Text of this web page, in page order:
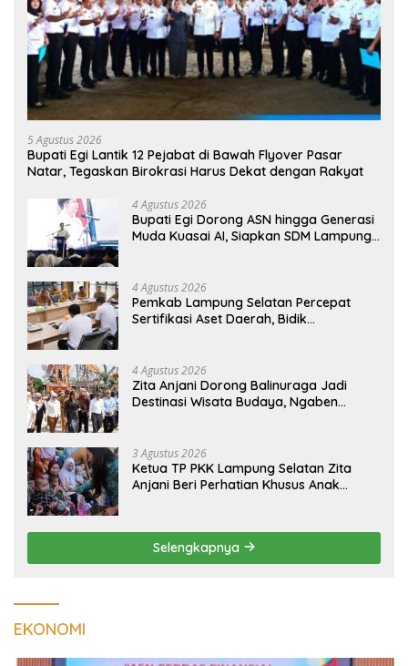
5 Agustus 2026
Bupati Egi Lantik 12 Pejabat di Bawah Flyover Pasar
Natar, Tegaskan Birokrasi Harus Dekat dengan Rakyat
4 Agustus 2026
Bupati Egi Dorong ASN hingga Generasi
Muda Kuasai AI, Siapkan SDM Lampung
4 Agustus 2026
Pemkab Lampung Selatan Percepat
Sertifikasi Aset Daerah, Bidik
4 Agustus 2026
Zita Anjani Dorong Balinuraga Jadi
Destinasi Wisata Budaya, Ngaben
3 Agustus 2026
Ketua TP PKK Lampung Selatan Zita
Anjani Beri Perhatian Khusus Anak
Selengkapnya
EKONOMI